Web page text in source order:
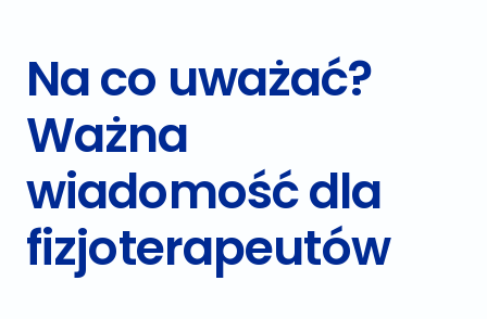
Na co uważać?
Ważna
wiadomość dla
fizjoterapeutów